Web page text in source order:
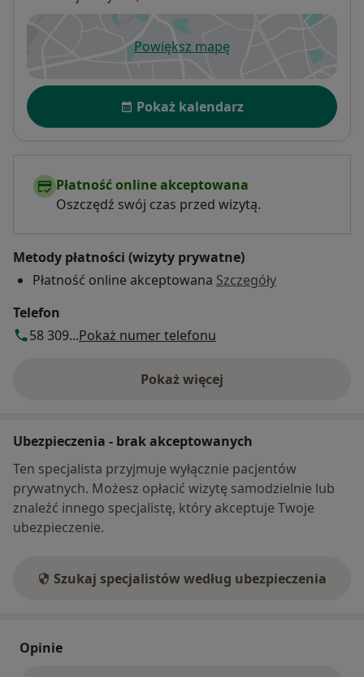
Powiększ mapęotwiera się w nowej karcie
Dostępność
Pokaż kalendarz
Płatność online akceptowana
Oszczędź swój czas przed wizytą.
Metody płatności (wizyty prywatne)
Płatność online akceptowana Szczegóły
Telefon
58 309...Pokaż numer telefonu
Pokaż więcej
o adresie
Ubezpieczenia - brak akceptowanych
Ten specjalista przyjmuje wyłącznie pacjentów
prywatnych. Możesz opłacić wizytę samodzielnie lub
znaleźć innego specjalistę, który akceptuje Twoje
ubezpieczenie.
Szukaj specjalistów według ubezpieczenia
Opinie